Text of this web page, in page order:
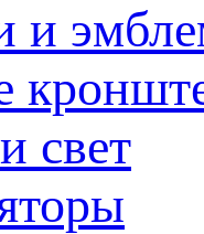
и
свет